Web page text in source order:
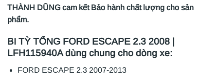
THÀNH DŨNG cam kết Bảo hành chất lượng cho sản
phẩm.
BI TỲ TỔNG FORD ESCAPE 2.3 2008 |
LFH115940A dùng chung cho dòng xe:
FORD ESCAPE 2.3 2007-2013